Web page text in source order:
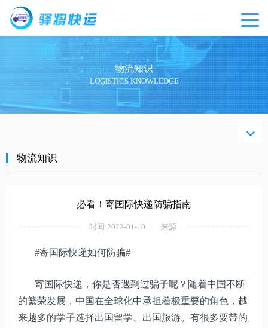
物流知识
LOGISTICS KNOWLEDGE
知识
物流知识
必看！寄国际快递防骗指南
时间:2022-01-10 来源:
#寄国际快递如何防骗#
寄国际快递，你是否遇到过骗子呢？随着中国不断
的繁荣发展，中国在全球化中承担着极重要的角色，越
来越多的学子选择出国留学、出国旅游。有很多要带的